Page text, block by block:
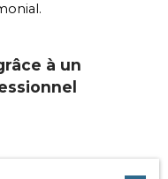
à un
il est souvent